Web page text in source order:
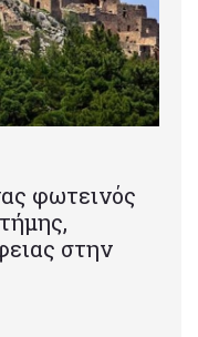
φωτεινός
στην